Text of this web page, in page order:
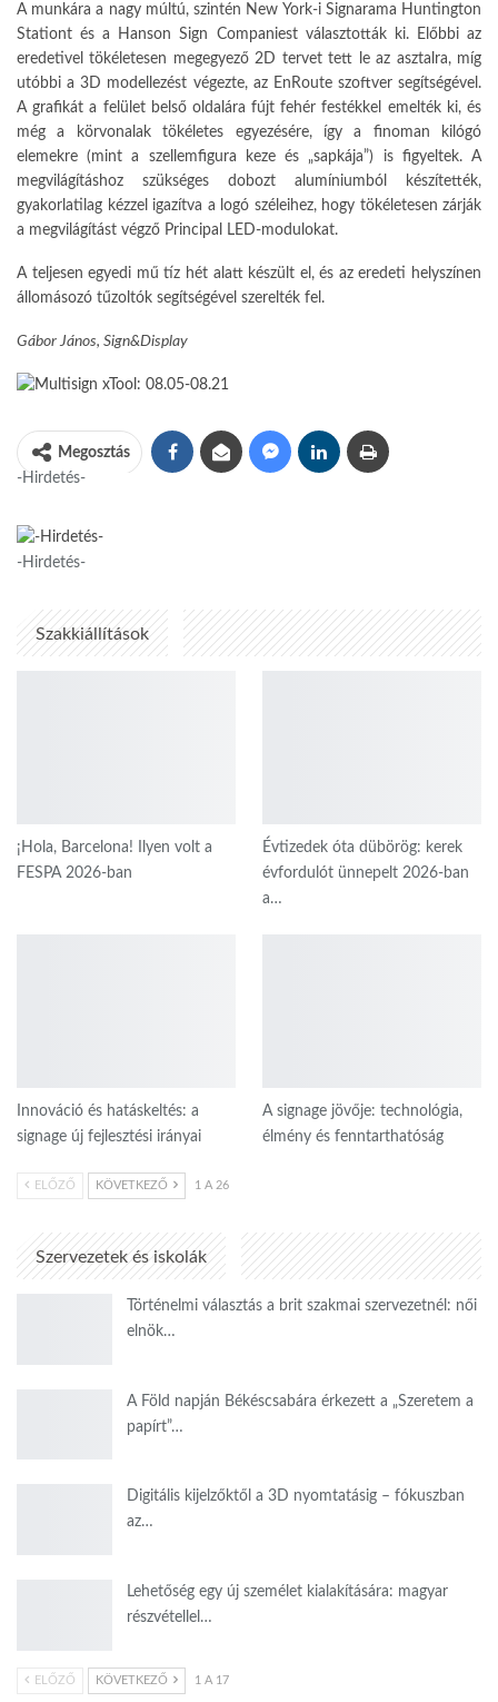
A munkára a nagy múltú, szintén New York-i Signarama Huntington
Stationt és a Hanson Sign Companiest választották ki. Előbbi az
eredetivel tökéletesen megegyező 2D tervet tett le az asztalra, míg
utóbbi a 3D modellezést végezte, az EnRoute szoftver segítségével.
A grafikát a felület belső oldalára fújt fehér festékkel emelték ki, és
még a körvonalak tökéletes egyezésére, így a finoman kilógó
elemekre (mint a szellemfigura keze és „sapkája”) is figyeltek. A
megvilágításhoz szükséges dobozt alumíniumból készítették,
gyakorlatilag kézzel igazítva a logó széleihez, hogy tökéletesen zárják
a megvilágítást végző Principal LED-modulokat.
A teljesen egyedi mű tíz hét alatt készült el, és az eredeti helyszínen
állomásozó tűzoltók segítségével szerelték fel.
Gábor János, Sign&Display
Megosztás
-Hirdetés-
-Hirdetés-
Szakkiállítások
¡Hola, Barcelona! Ilyen volt a
FESPA 2026-ban
Évtizedek óta dübörög: kerek
évfordulót ünnepelt 2026-ban
a…
Innováció és hatáskeltés: a
signage új fejlesztési irányai
A signage jövője: technológia,
élmény és fenntarthatóság
ELŐZŐ KÖVETKEZŐ 1 A 26
Szervezetek és iskolák
Történelmi választás a brit szakmai szervezetnél: női
elnök…
A Föld napján Békéscsabára érkezett a „Szeretem a
papírt”…
Digitális kijelzőktől a 3D nyomtatásig – fókuszban
az…
Lehetőség egy új személet kialakítására: magyar
részvétellel…
ELŐZŐ KÖVETKEZŐ 1 A 17